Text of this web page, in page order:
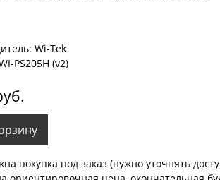
Wi-Tek
PS205H (v2)
покупка под заказ (нужно уточнять